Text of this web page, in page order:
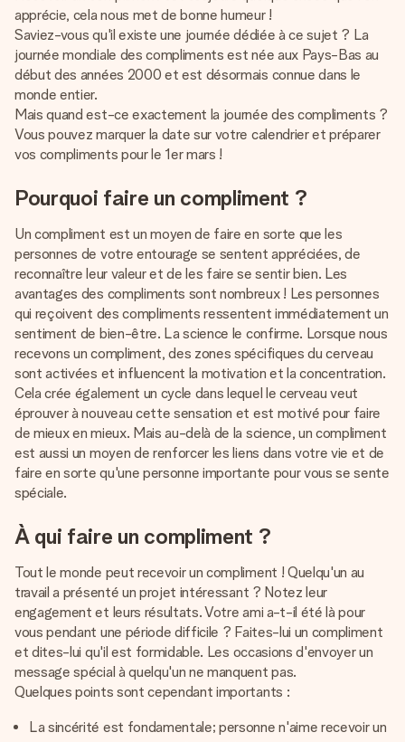
Créez quelque chose d’unique en quelques étapes – avec
son prénom, votre photo ou un message qui touche le cœur.
Sans complications, juste tout l’amour pour le moment idéal.
apprécie, cela nous met de bonne humeur !
Saviez-vous qu'il existe une journée dédiée à ce sujet ? La
journée mondiale des compliments est née aux Pays-Bas au
début des années 2000 et est désormais connue dans le
monde entier.
Mais quand est-ce exactement la journée des compliments ?
Vous pouvez marquer la date sur votre calendrier et préparer
vos compliments pour le 1er mars !
Pourquoi faire un compliment ?
Un compliment est un moyen de faire en sorte que les
personnes de votre entourage se sentent appréciées, de
reconnaître leur valeur et de les faire se sentir bien. Les
avantages des compliments sont nombreux ! Les personnes
qui reçoivent des compliments ressentent immédiatement un
sentiment de bien-être. La science le confirme. Lorsque nous
recevons un compliment, des zones spécifiques du cerveau
sont activées et influencent la motivation et la concentration.
Cela crée également un cycle dans lequel le cerveau veut
éprouver à nouveau cette sensation et est motivé pour faire
de mieux en mieux. Mais au-delà de la science, un compliment
est aussi un moyen de renforcer les liens dans votre vie et de
faire en sorte qu'une personne importante pour vous se sente
spéciale.
À qui faire un compliment ?
Tout le monde peut recevoir un compliment ! Quelqu'un au
travail a présenté un projet intéressant ? Notez leur
engagement et leurs résultats. Votre ami a-t-il été là pour
vous pendant une période difficile ? Faites-lui un compliment
et dites-lui qu'il est formidable. Les occasions d'envoyer un
message spécial à quelqu'un ne manquent pas.
Quelques points sont cependant importants :
La sincérité est fondamentale; personne n'aime recevoir un